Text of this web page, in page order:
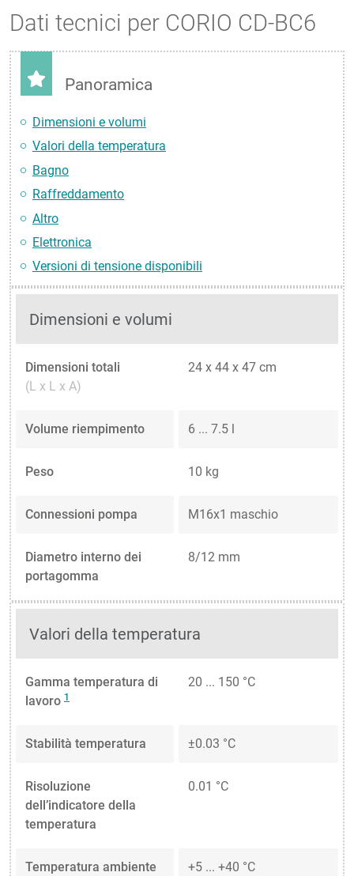
Dati tecnici per CORIO CD-BC6
Panoramica
Dimensioni e volumi
Valori della temperatura
Bagno
Raffreddamento
Altro
Elettronica
Versioni di tensione disponibili
Dimensioni e volumi
Dimensioni totali
(L x L x A)
24 x 44 x 47 cm
Volume riempimento 6 ... 7.5 l
Peso 10 kg
Connessioni pompa M16x1 maschio
Diametro interno dei
portagomma
8/12 mm
Valori della temperatura
Gamma temperatura di
lavoro 1
20 ... 150 °C
Stabilità temperatura ±0.03 °C
Risoluzione
dell’indicatore della
temperatura
0.01 °C
Temperatura ambiente
+5 ... +40 °C